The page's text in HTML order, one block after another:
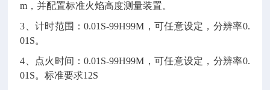
m，并配置标准火焰高度测量装置。
3、计时范围：0.01S-99H99M，可任意设定，分辨率0.
01S。
4、点火时间：0.01S-99H99M，可任意设定，分辨率0.
01S。标准要求12S